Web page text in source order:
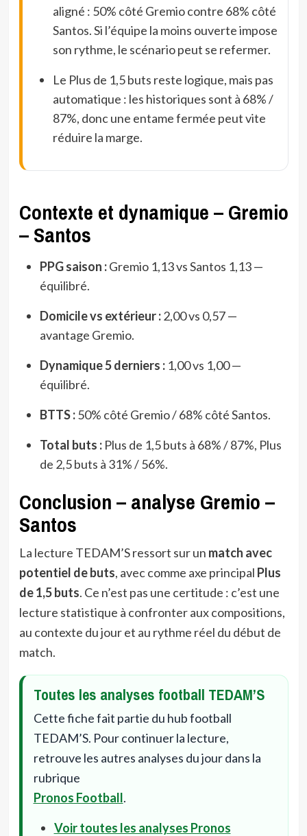
aligné : 50% côté Gremio contre 68% côté
Santos. Si l’équipe la moins ouverte impose
son rythme, le scénario peut se refermer.
Le Plus de 1,5 buts reste logique, mais pas
automatique : les historiques sont à 68% /
87%, donc une entame fermée peut vite
réduire la marge.
Contexte et dynamique – Gremio
– Santos
PPG saison :Gremio 1,13 vs Santos 1,13 —
équilibré.
Domicile vs extérieur :2,00 vs 0,57 —
avantage Gremio.
Dynamique 5 derniers :1,00 vs 1,00 —
équilibré.
BTTS :50% côté Gremio / 68% côté Santos.
Total buts :Plus de 1,5 buts à 68% / 87%, Plus
de 2,5 buts à 31% / 56%.
Conclusion – analyse Gremio –
Santos
La lecture TEDAM’S ressort sur un match avec
potentiel de buts, avec comme axe principal Plus
de 1,5 buts. Ce n’est pas une certitude : c’est une
lecture statistique à confronter aux compositions,
au contexte du jour et au rythme réel du début de
match.
Toutes les analyses football TEDAM’S
Cette fiche fait partie du hub football
TEDAM’S. Pour continuer la lecture,
retrouve les autres analyses du jour dans la
rubrique
Pronos Football.
Voir toutes les analyses Pronos